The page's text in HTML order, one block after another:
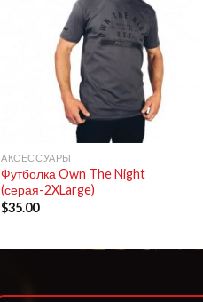
АКСЕССУАРЫ
Футболка Own The Night
(серая-2XLarge)
$35.00